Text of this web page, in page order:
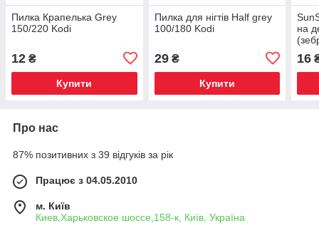
Пилка Крапелька Grey
150/220 Kodi
12 ₴
Купити
Пилка для нігтів Half grey
100/180 Kodi
29₴
Купити
на
16
Про нас
87% позитивних з 39 відгуків за рік
Працює з 04.05.2010
м. Київ
Киев,Харьковское шоссе,158-к, Київ, Україна